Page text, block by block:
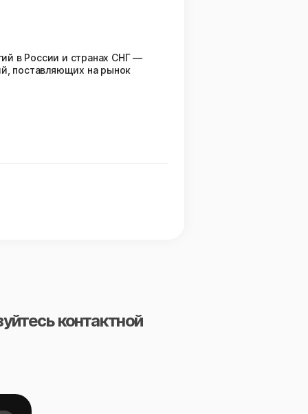
в России и странах СНГ —
поставляющих на рынок
контактной